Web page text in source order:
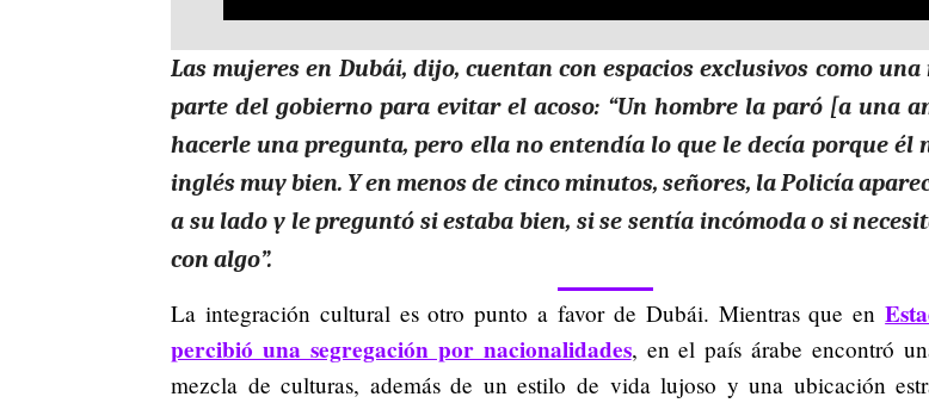
Las mujeres en Dubái, dijo, cuentan con espacios exclusivos como
parte del gobierno para evitar el acoso: “Un hombre la paró [a una
hacerle una pregunta, pero ella no entendía lo que le decía porque él
inglés muy bien. Y en menos de cinco minutos, señores, la Policía
a su lado y le preguntó si estaba bien, si se sentía incómoda o si
con algo”.
La integración cultural es otro punto a favor de Dubái. Mientras que en
percibió una segregación por nacionalidades, en el país árabe encontró
mezcla de culturas, además de un estilo de vida lujoso y una ubicación